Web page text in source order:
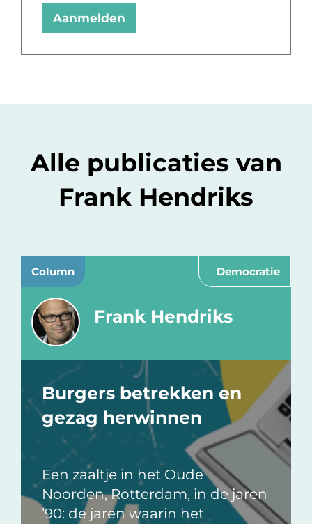
Aanmelden
Alle publicaties van
Frank Hendriks
Column Democratie
Frank Hendriks
Burgers betrekken en
gezag herwinnen
Een zaaltje in het Oude
Noorden, Rotterdam, in de jaren
’90: de jaren waarin het